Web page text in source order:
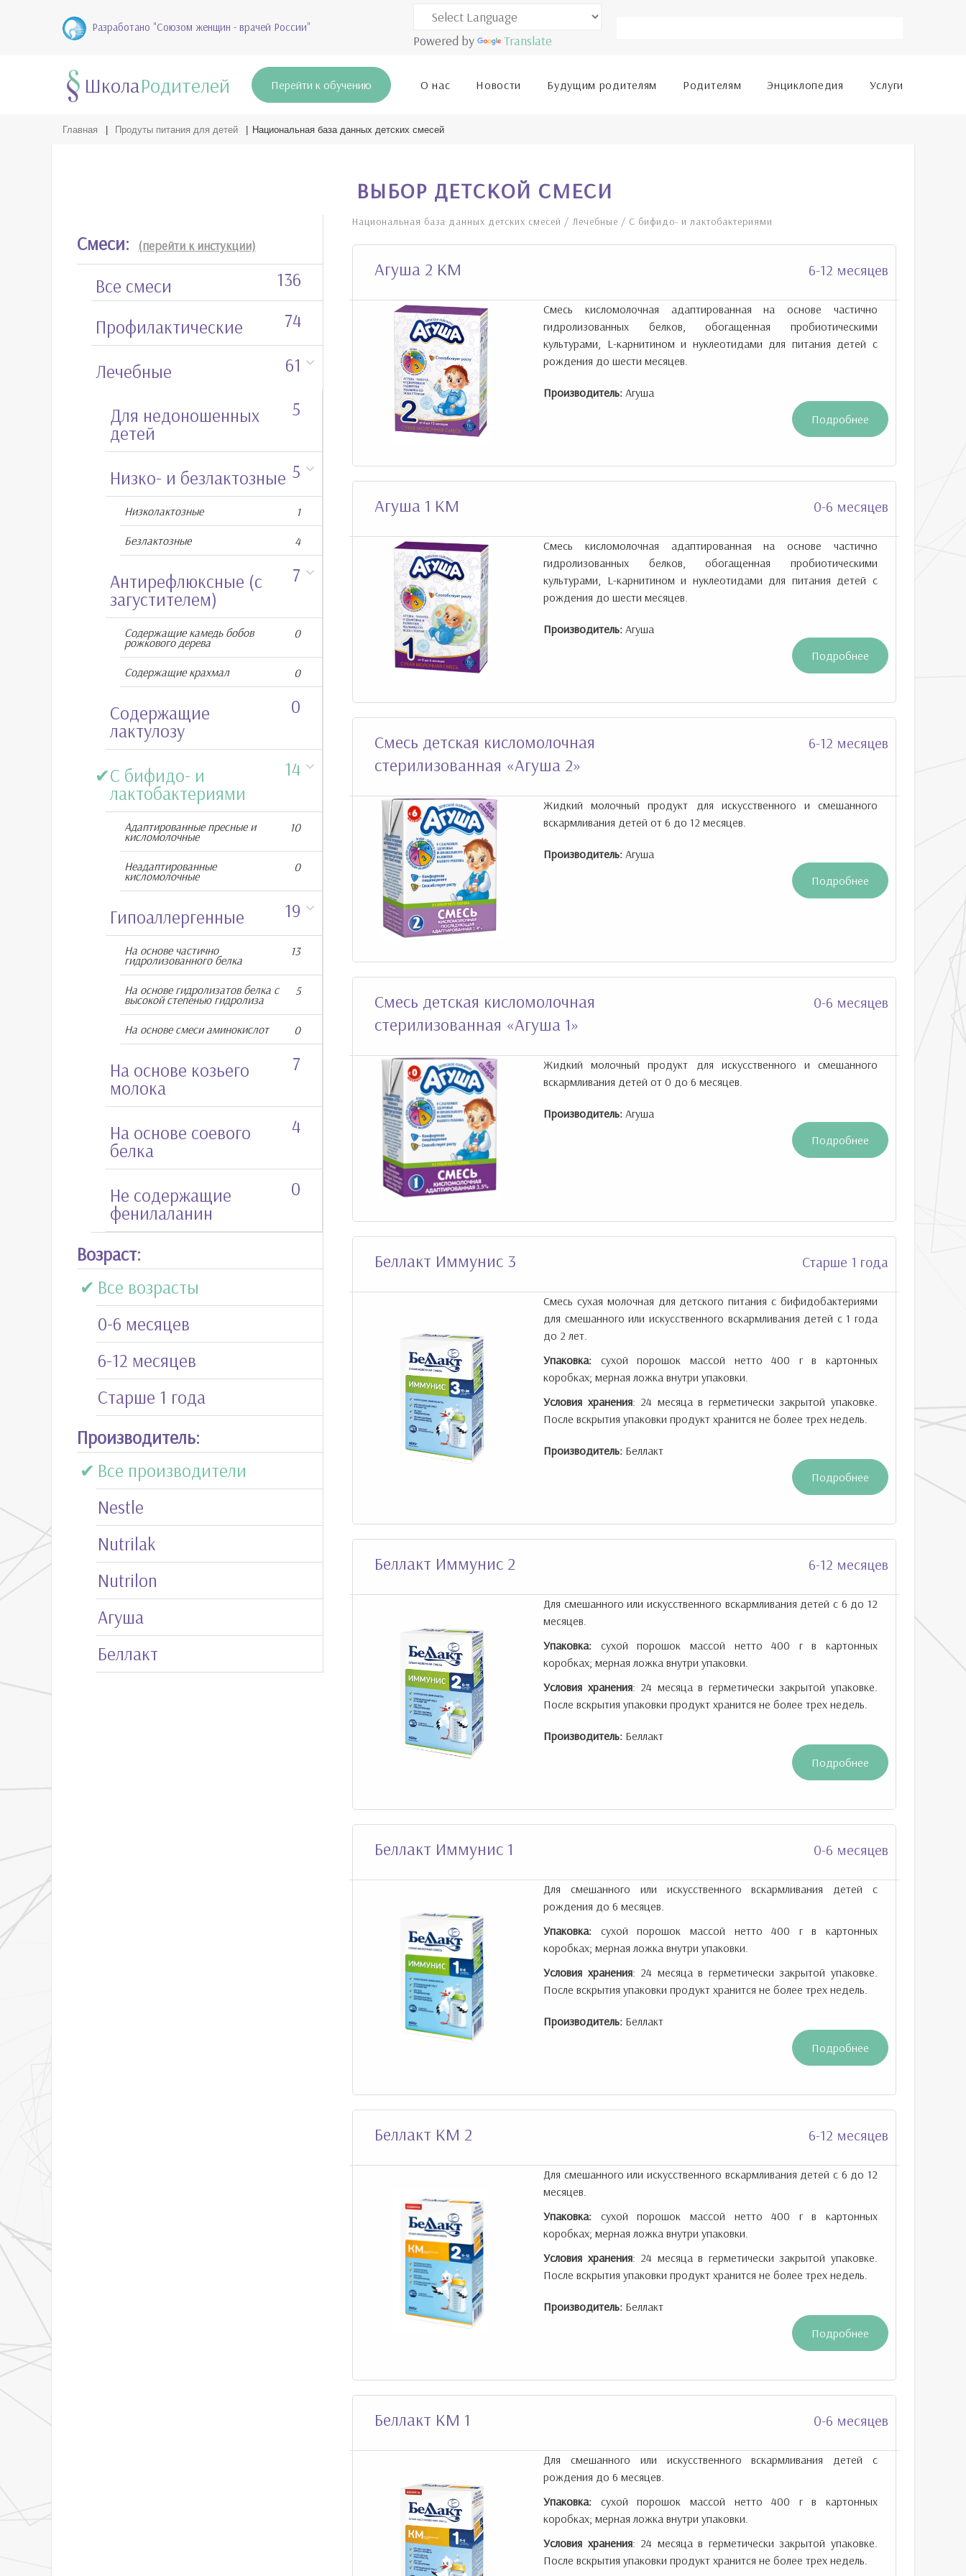
Разработано "Союзом женщин - врачей России"
Powered by Translate
ШколаРодителей Перейти к обучению О нас Новости Будущим родителям Родителям Энциклопедия Услуги
Главная Продуты питания для детей Национальная база данных детских смесей
ВЫБОР ДЕТСКОЙ СМЕСИ
Смеси: (перейти к инстукции)
Все смеси 136
Профилактические 74
Лечебные 61
Для недоношенных
детей
5
Низко- и безлактозные 5
Низколактозные
1
Безлактозные
4
Антирефлюксные (с
загустителем)
7
Содержащие камедь бобов
рожкового дерева
0
Содержащие крахмал 0
Cодержащие
лактулозу
0
С бифидо- и
лактобактериями
14
Адаптированные пресные и
кисломолочные
10
Неадаптированные
кисломолочные
0
Гипоаллергенные 19
На основе частично
гидролизованного белка
13
На основе гидролизатов белка с
высокой степенью гидролиза
5
На основе смеси аминокислот 0
На основе козьего
молока
7
На основе соевого
белка
4
Не содержащие
фенилаланин
0
Возраст:
Все возрасты
0-6 месяцев
6-12 месяцев
Старше 1 года
Производитель:
Все производители
Nestle
Nutrilak
Nutrilon
Агуша
Беллакт
Национальная база данных детских смесей /Лечебные / С бифидо- и лактобактериями
Агуша 2 КМ 6-12 месяцев
Смесь кисломолочная адаптированная на основе частично
гидролизованных белков, обогащенная пробиотическими
культурами, L-карнитином и нуклеотидами для питания детей с
рождения до шести месяцев.
Производитель: Агуша
Подробнее
Агуша 1 КМ 0-6 месяцев
Смесь кисломолочная адаптированная на основе частично
гидролизованных белков, обогащенная пробиотическими
культурами, L-карнитином и нуклеотидами для питания детей с
рождения до шести месяцев.
Производитель: Агуша
Подробнее
Смесь детская кисломолочная
стерилизованная «Агуша 2»
6-12 месяцев
Жидкий молочный продукт для искусственного и смешанного
вскармливания детей от 6 до 12 месяцев.
Производитель: Агуша
Подробнее
Смесь детская кисломолочная
стерилизованная «Агуша 1»
0-6 месяцев
Жидкий молочный продукт для искусственного и смешанного
вскармливания детей от 0 до 6 месяцев.
Производитель: Агуша
Подробнее
Беллакт Иммунис 3 Старше 1 года
Смесь сухая молочная для детского питания с бифидобактериями
для смешанного или искусственного вскармливания детей с 1 года
до 2 лет.
Упаковка: сухой порошок массой нетто 400 г в картонных
коробках; мерная ложка внутри упаковки.
Условия хранения: 24 месяца в герметически закрытой упаковке.
После вскрытия упаковки продукт хранится не более трех недель.
Производитель: Беллакт
Подробнее
Беллакт Иммунис 2 6-12 месяцев
Для смешанного или искусственного вскармливания детей с 6 до 12
месяцев.
Упаковка: сухой порошок массой нетто 400 г в картонных
коробках; мерная ложка внутри упаковки.
Условия хранения: 24 месяца в герметически закрытой упаковке.
После вскрытия упаковки продукт хранится не более трех недель.
Производитель: Беллакт
Подробнее
Беллакт Иммунис 1 0-6 месяцев
Для смешанного или искусственного вскармливания детей с
рождения до 6 месяцев.
Упаковка: сухой порошок массой нетто 400 г в картонных
коробках; мерная ложка внутри упаковки.
Условия хранения: 24 месяца в герметически закрытой упаковке.
После вскрытия упаковки продукт хранится не более трех недель.
Производитель: Беллакт
Подробнее
Беллакт КМ 2 6-12 месяцев
Для смешанного или искусственного вскармливания детей с 6 до 12
месяцев.
Упаковка: сухой порошок массой нетто 400 г в картонных
коробках; мерная ложка внутри упаковки.
Условия хранения: 24 месяца в герметически закрытой упаковке.
После вскрытия упаковки продукт хранится не более трех недель.
Производитель: Беллакт
Подробнее
Беллакт КМ 1 0-6 месяцев
Для смешанного или искусственного вскармливания детей с
рождения до 6 месяцев.
Упаковка: сухой порошок массой нетто 400 г в картонных
коробках; мерная ложка внутри упаковки.
Условия хранения: 24 месяца в герметически закрытой упаковке.
После вскрытия упаковки продукт хранится не более трех недель.